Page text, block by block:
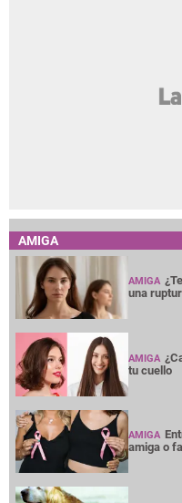
AMIGA
AMIGA
una
AMIGA
tu cuello
AMIGA
amiga o